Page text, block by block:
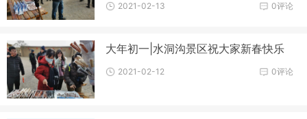
0评论
2021-02-13
大年初一|水洞沟景区祝大家新春快乐
0评论
2021-02-12